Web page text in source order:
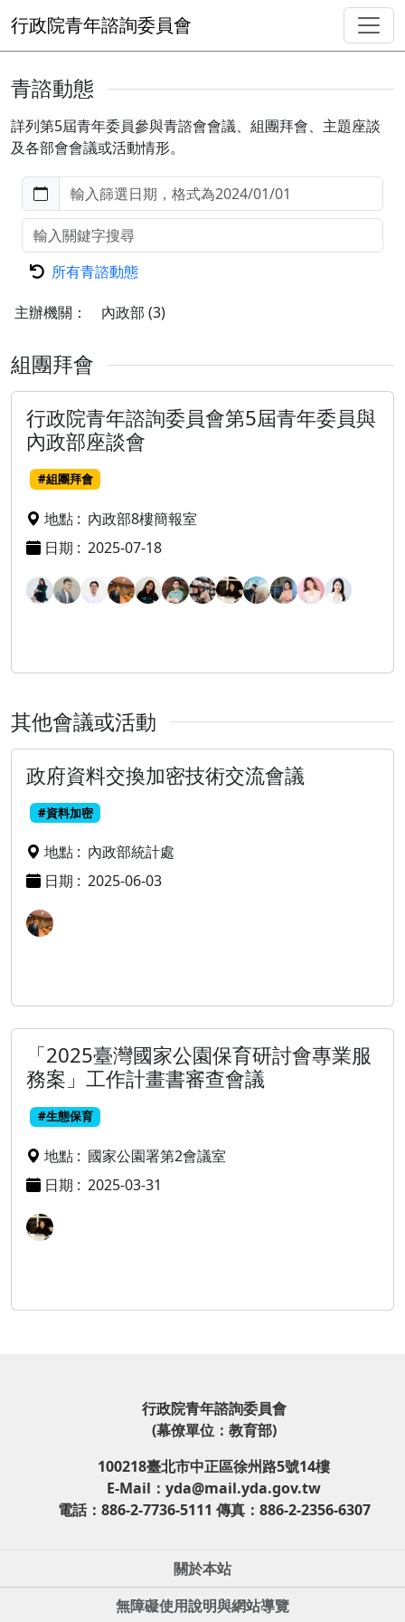
行政院青年諮詢委員會
青諮動態
詳列第5屆青年委員參與青諮會會議、組團拜會、主題座談
及各部會會議或活動情形。
所有青諮動態
主辦機關： 內政部 (3)
組團拜會
行政院青年諮詢委員會第5屆青年委員與
內政部座談會
#組團拜會
地點 : 內政部8樓簡報室
日期 : 2025-07-18
其他會議或活動
政府資料交換加密技術交流會議
#資料加密
地點 : 內政部統計處
日期 : 2025-06-03
「2025臺灣國家公園保育研討會專業服
務案」工作計畫書審查會議
#生態保育
地點 : 國家公園署第2會議室
日期 : 2025-03-31
行政院青年諮詢委員會
(幕僚單位：教育部)
100218臺北市中正區徐州路5號14樓
E-Mail：yda@mail.yda.gov.tw
電話：886-2-7736-5111 傳真：886-2-2356-6307
關於本站
無障礙使用說明與網站導覽